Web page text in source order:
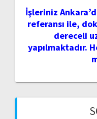
İşleriniz
referansı ile,
dereceli
yapılmaktadır.